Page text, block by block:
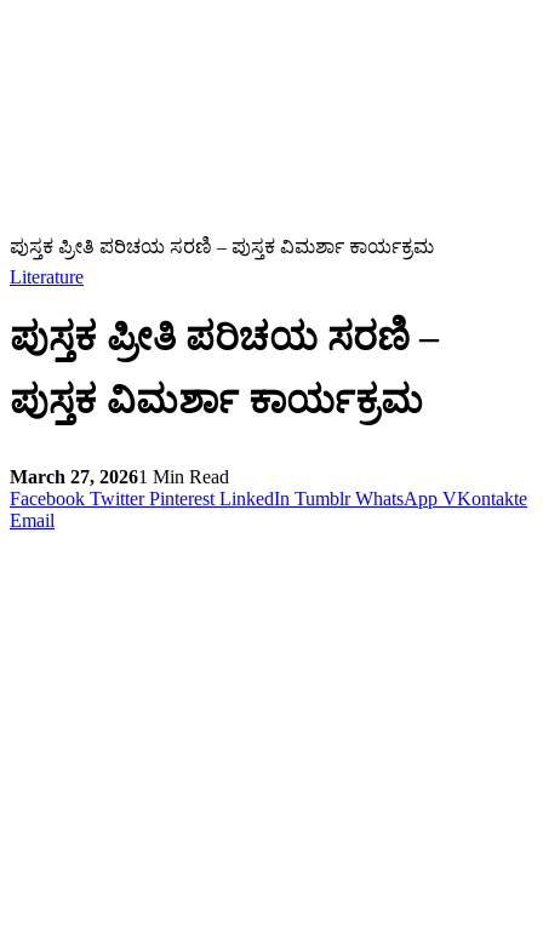
ಪುಸ್ತಕ ಪ್ರೀತಿ ಪರಿಚಯ ಸರಣಿ – ಪುಸ್ತಕ ವಿಮರ್ಶಾ ಕಾರ್ಯಕ್ರಮ
Literature
ಪುಸ್ತಕ ಪ್ರೀತಿ ಪರಿಚಯ ಸರಣಿ –
ಪುಸ್ತಕ ವಿಮರ್ಶಾ ಕಾರ್ಯಕ್ರಮ
March 27, 20261 Min Read
Facebook Twitter Pinterest LinkedIn Tumblr WhatsApp VKontakte
Email